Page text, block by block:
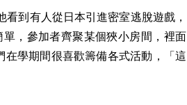
到有人從日本引進密室逃脫遊戲，
，參加者齊聚某個狹小房間，裡面
學期間很喜歡籌備各式活動，「這